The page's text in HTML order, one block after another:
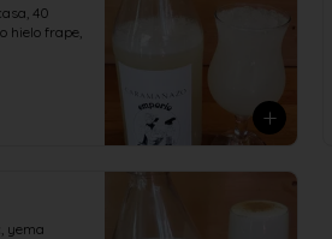
40
hielo frape,
yema